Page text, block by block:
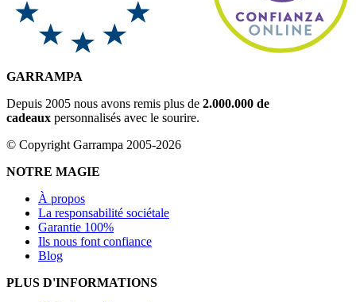
GARRAMPA
Depuis 2005 nous avons remis plus de 2.000.000 de
cadeaux personnalisés avec le sourire.
© Copyright Garrampa 2005-2026
NOTRE MAGIE
À propos
La responsabilité sociétale
Garantie 100%
Ils nous font confiance
Blog
PLUS D'INFORMATIONS